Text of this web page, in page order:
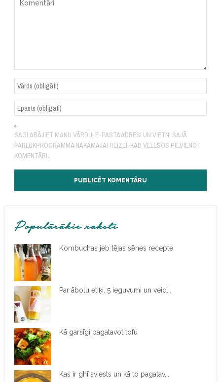
SAGLABĀJIET MANU VĀRDU, E-PASTA ADRESI UN VIETNI ŠAJĀ
PĀRLŪKPROGRAMMĀ NĀKAMAJAI REIZEI, KAD VĒLĒŠOS PIEVIENOT
KOMENTĀRU.
Populārākie raksti
Kombuchas jeb tējas sēnes recepte
Par ābolu etiķi. 5 ieguvumi un veid...
Kā garšīgi pagatavot tofu
Kas ir ghī sviests un kā to pagatav...